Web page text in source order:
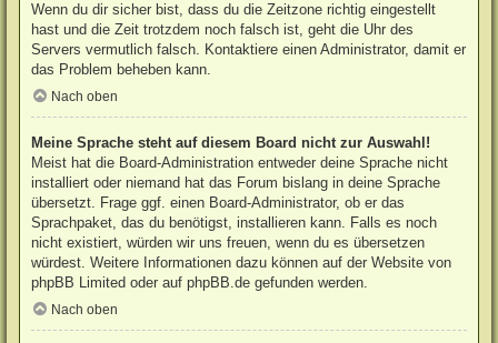
Wenn du dir sicher bist, dass du die Zeitzone richtig eingestellt
hast und die Zeit trotzdem noch falsch ist, geht die Uhr des
Servers vermutlich falsch. Kontaktiere einen Administrator, damit er
das Problem beheben kann.
Nach oben
Meine Sprache steht auf diesem Board nicht zur Auswahl!
Meist hat die Board-Administration entweder deine Sprache nicht
installiert oder niemand hat das Forum bislang in deine Sprache
übersetzt. Frage ggf. einen Board-Administrator, ob er das
Sprachpaket, das du benötigst, installieren kann. Falls es noch
nicht existiert, würden wir uns freuen, wenn du es übersetzen
würdest. Weitere Informationen dazu können auf der Website von
phpBB Limited oder aufphpBB.de gefunden werden.
Nach oben